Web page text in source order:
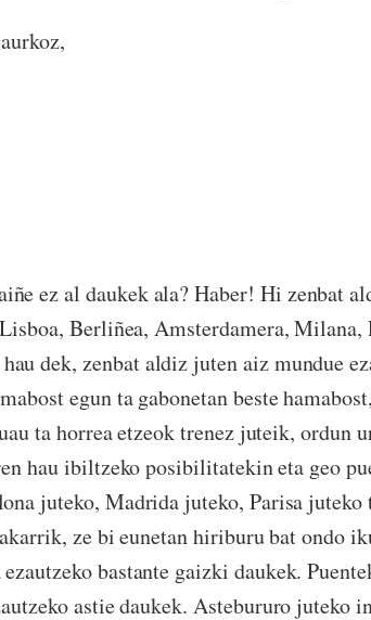
ez al daukek ala? Haber! Hi zenbat
Berliñea, Amsterdamera, Milana,
dek, zenbat aldiz juten aiz mundue
egun ta gabonetan beste
ta horrea etzeok trenez juteik, ordun
hau ibiltzeko posibilitatekin eta geo
juteko, Madrida juteko, Parisa
ze bi eunetan hiriburu bat ondo
bastante gaizki daukek.
astie daukek. Astebururo juteko